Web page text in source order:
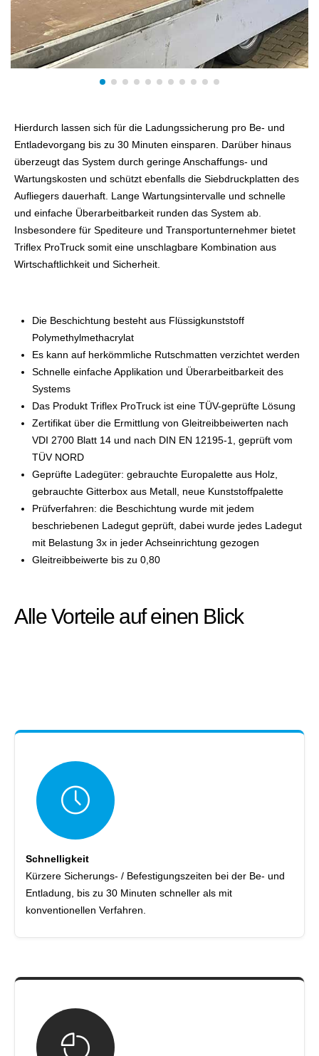
Hierdurch lassen sich für die Ladungssicherung pro Be- und
Entladevorgang bis zu 30 Minuten einsparen. Darüber hinaus
überzeugt das System durch geringe Anschaffungs- und
Wartungskosten und schützt ebenfalls die Siebdruckplatten des
Aufliegers dauerhaft. Lange Wartungsintervalle und schnelle
und einfache Überarbeitbarkeit runden das System ab.
Insbesondere für Spediteure und Transportunternehmer bietet
Triflex ProTruck somit eine unschlagbare Kombination aus
Wirtschaftlichkeit und Sicherheit.
Die Beschichtung besteht aus Flüssigkunststoff
Polymethylmethacrylat
Es kann auf herkömmliche Rutschmatten verzichtet werden
Schnelle einfache Applikation und Überarbeitbarkeit des
Systems
Das Produkt Triflex ProTruck ist eine TÜV-geprüfte Lösung
Zertifikat über die Ermittlung von Gleitreibbeiwerten nach
VDI 2700 Blatt 14 und nach DIN EN 12195-1, geprüft vom
TÜV NORD
Geprüfte Ladegüter: gebrauchte Europalette aus Holz,
gebrauchte Gitterbox aus Metall, neue Kunststoffpalette
Prüfverfahren: die Beschichtung wurde mit jedem
beschriebenen Ladegut geprüft, dabei wurde jedes Ladegut
mit Belastung 3x in jeder Achseinrichtung gezogen
Gleitreibbeiwerte bis zu 0,80
Alle Vorteile auf einen Blick
Schnelligkeit
Kürzere Sicherungs- / Befestigungszeiten bei der Be- und
Entladung, bis zu 30 Minuten schneller als mit
konventionellen Verfahren.